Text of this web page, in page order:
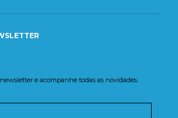
e acompanhe todas as novidades.